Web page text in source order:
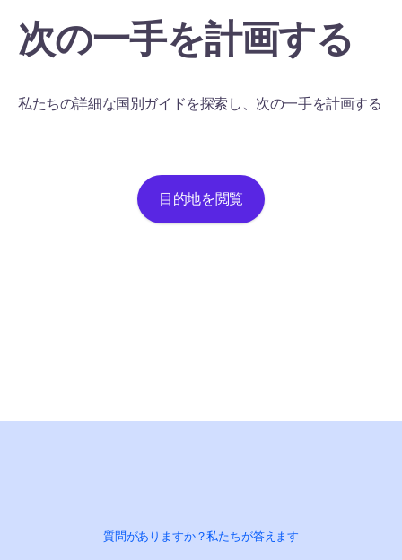
次の一手を計画する
私たちの詳細な国別ガイドを探索し、次の一手を計画する
目的地を閲覧
質問がありますか？私たちが答えます